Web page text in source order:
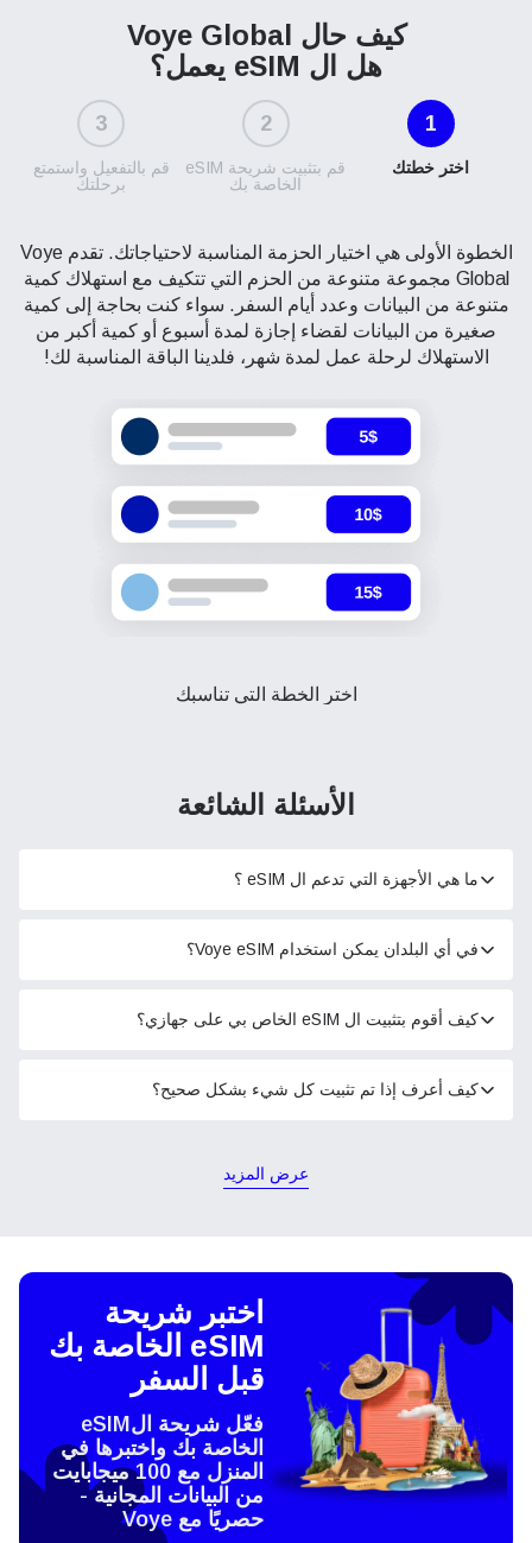
كيف حال Voye Global
هل ال eSIM يعمل؟
1
اختر خطتك
2
قم بتثبيت شريحة eSIM
الخاصة بك
3
قم بالتفعيل واستمتع
برحلتك
الخطوة الأولى هي اختيار الحزمة المناسبة لاحتياجاتك. تقدم Voye
Global مجموعة متنوعة من الحزم التي تتكيف مع استهلاك كمية
متنوعة من البيانات وعدد أيام السفر. سواء كنت بحاجة إلى كمية
صغيرة من البيانات لقضاء إجازة لمدة أسبوع أو كمية أكبر من
الاستهلاك لرحلة عمل لمدة شهر، فلدينا الباقة المناسبة لك!
اختر الخطة التي تناسبك
الأسئلة الشائعة
ما هي الأجهزة التي تدعم ال eSIM ؟
في أي البلدان يمكن استخدام Voye eSIM؟
كيف أقوم بتثبيت ال eSIM الخاص بي على جهازي؟
كيف أعرف إذا تم تثبيت كل شيء بشكل صحيح؟
عرض المزيد
اختبر شريحة
eSIM الخاصة بك
قبل السفر
فعّل شريحة الeSIM
الخاصة بك واختبرها في
المنزل مع 100 ميجابايت
من البيانات المجانية -
حصريًا مع Voye